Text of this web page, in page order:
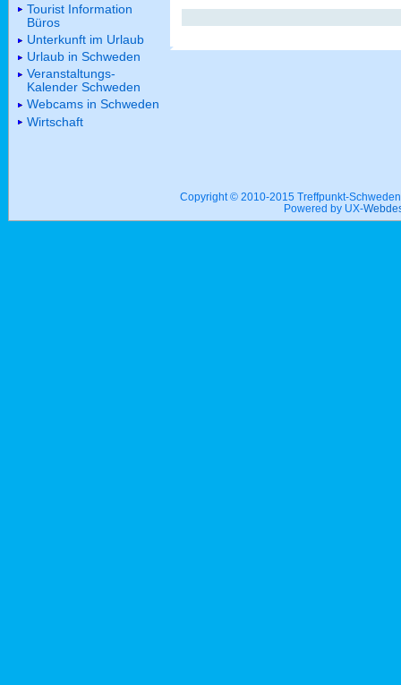
Tourist Information
Büros
Unterkunft im Urlaub
Urlaub in Schweden
Veranstaltungs-
Kalender Schweden
Webcams in Schweden
Wirtschaft
Copyright © 2010-2015 Treffpunkt-
Powered by UX-